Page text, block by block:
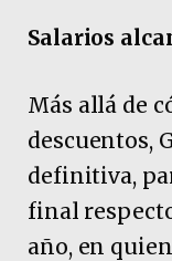
Salarios
Más allá de
descuentos,
definitiva,
final
año, en